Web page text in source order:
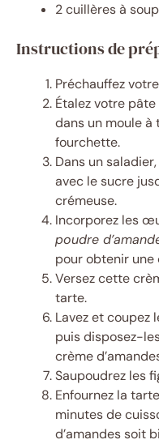
2 cuillères à
Instructions de
Préchauffez
Étalez votre
dans un moule à
fourchette.
Dans un
avec le sucre
crémeuse.
Incorporez les
poudre
pour obtenir une
Versez cette
tarte.
Lavez et coupez
puis disposez-
crème
Saupoudrez les
Enfournez la
minutes de
d’amandes soit